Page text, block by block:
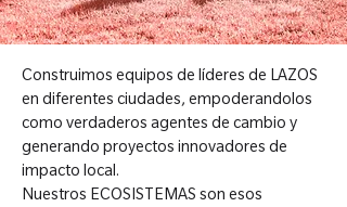
Construimos equipos de líderes de LAZOS
en diferentes ciudades, empoderandolos
como verdaderos agentes de cambio y
generando proyectos innovadores de
impacto local.
Nuestros ECOSISTEMAS son esos